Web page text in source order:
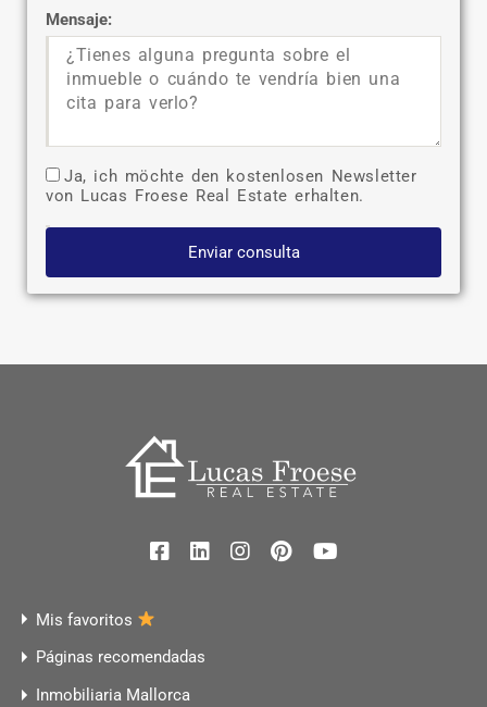
Mensaje:
Ja, ich möchte den kostenlosen Newsletter
von Lucas Froese Real Estate erhalten.
Enviar consulta
Mis favoritos
Páginas recomendadas
Inmobiliaria Mallorca